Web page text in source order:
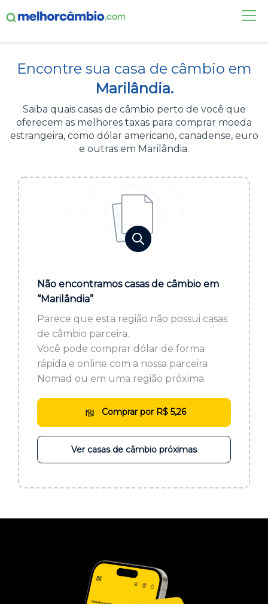
CASAS DE CÂMBIO
DÓLAR HOJE
ALERTA DE CÂMBIO
Acesse sua conta:
BROKER DE OFERTAS
ou cadastre-se se ainda não tem registro:
Encontre sua casa de câmbio em
Marilândia.
Saiba quais casas de câmbio perto de você que
oferecem as melhores taxas para comprar moeda
estrangeira, como dólar americano, canadense, euro
e outras em Marilândia.
Não encontramos casas de câmbio em
“Marilândia”
Parece que esta região não possui casas
de câmbio parceira.
Você pode comprar dólar de forma
rápida e online com a nossa parceira
Nomad ou em uma região próxima.
Comprar por R$ 5,26
Ver casas de câmbio próximas